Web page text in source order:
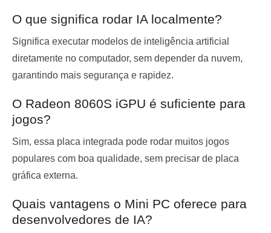
O que significa rodar IA localmente?
Significa executar modelos de inteligência artificial
diretamente no computador, sem depender da nuvem,
garantindo mais segurança e rapidez.
O Radeon 8060S iGPU é suficiente para
jogos?
Sim, essa placa integrada pode rodar muitos jogos
populares com boa qualidade, sem precisar de placa
gráfica externa.
Quais vantagens o Mini PC oferece para
desenvolvedores de IA?